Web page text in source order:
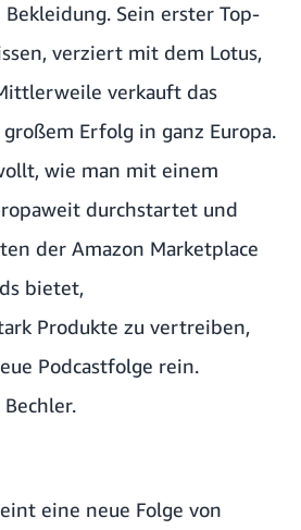
Sein erster Top-
verziert mit dem Lotus,
verkauft das
Erfolg in ganz Europa.
wie man mit einem
durchstartet und
der Amazon Marketplace
bietet,
Produkte zu vertreiben,
Podcastfolge rein.
eine neue Folge von